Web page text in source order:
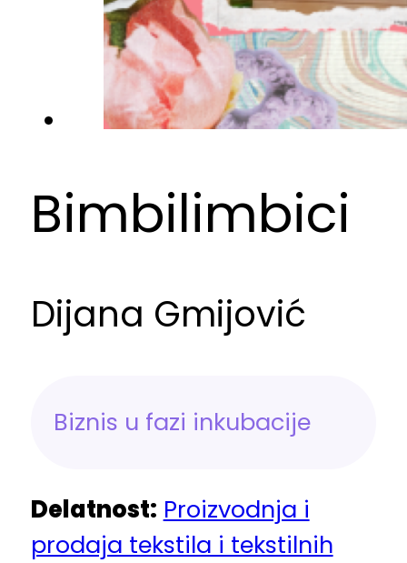
Bimbilimbici
Dijana Gmijović
Biznis u fazi inkubacije
Delatnost: Proizvodnja i
prodaja tekstila i tekstilnih